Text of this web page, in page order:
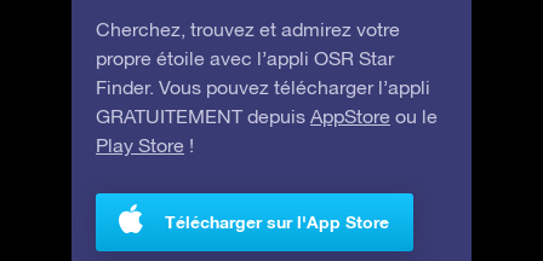
Cherchez, trouvez et admirez votre
propre étoile avec l’appli OSR Star
Finder. Vous pouvez télécharger l’appli
GRATUITEMENT depuis AppStore ou le
Play Store !
Télécharger sur l'App Store